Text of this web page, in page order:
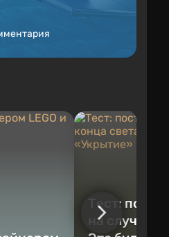
Тест:
на случай